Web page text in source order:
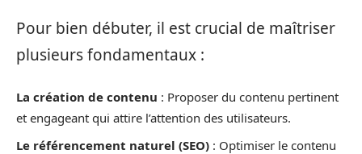
Pour bien débuter, il est crucial de maîtriser
plusieurs fondamentaux :
La création de contenu : Proposer du contenu pertinent
et engageant qui attire l’attention des utilisateurs.
Le référencement naturel (SEO) : Optimiser le contenu